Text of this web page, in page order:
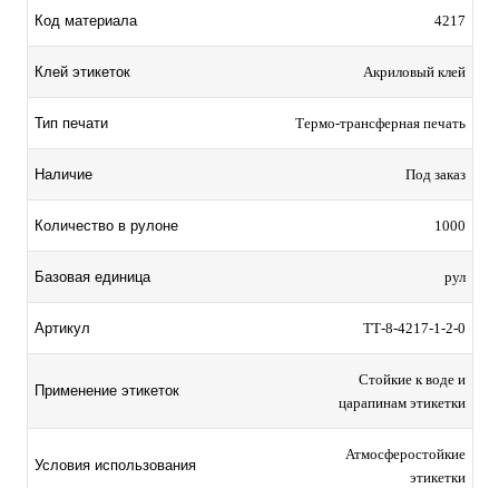
Код материала 4217
Клей этикеток Акриловый клей
Тип печати Термо-трансферная печать
Наличие Под заказ
Количество в рулоне 1000
Базовая единица рул
Артикул TТ-8-4217-1-2-0
Применение этикеток
Стойкие к воде и
царапинам этикетки
Условия использования
Атмосферостойкие
этикетки